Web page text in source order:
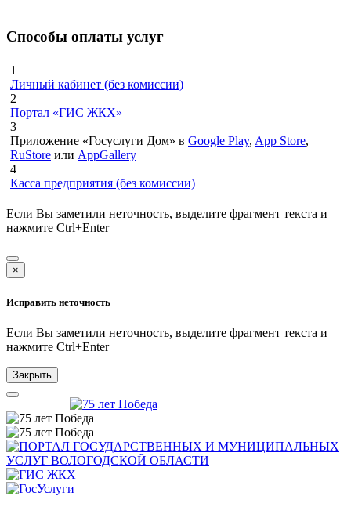
Способы оплаты услуг
1
Личный кабинет (без комиссии)
2
Портал «ГИС ЖКХ»
3
Приложение «Госуслуги Дом» в Google Play, App Store,
RuStore или AppGallery
4
Касса предприятия (без комиссии)
Если Вы заметили неточность, выделите фрагмент текста и
нажмите Ctrl+Enter
×
Исправить неточность
Если Вы заметили неточность, выделите фрагмент текста и
нажмите Ctrl+Enter
Закрыть